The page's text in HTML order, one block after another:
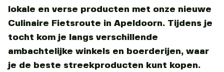
lokale en verse producten met onze nieuwe
Culinaire Fietsroute in Apeldoorn. Tijdens je
tocht kom je langs verschillende
ambachtelijke winkels en boerderijen, waar
je de beste streekproducten kunt kopen.